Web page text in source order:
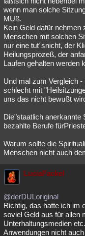
wenn man solche
MUß.
Kein Geld dafür nehmen
Menschen mit solchen
nur eine tut´snicht, der
Heilungsprozeß, der
Laufen gehalten werden
Und mal zum Vergleich
schlecht mit
uns das nicht bewußt
Die"staatlich anerkannte
bezahlte Berufe
Warum sollte die
Menschen nicht auch
LuciaFackel
@derDULoriginal
Richtig, das hatte ich im
soviel Geld aus für allen
Unterhaltungsmedien
Anwendungen nicht